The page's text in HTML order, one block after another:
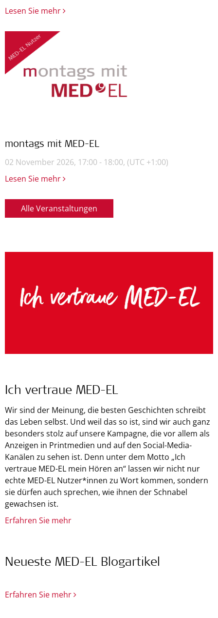
Lesen Sie mehr
montags mit MED-EL
02 November 2026, 17:00 - 18:00, (UTC +1:00)
Lesen Sie mehr
Alle Veranstaltungen
Ich vertraue MED-EL
Wir sind der Meinung, die besten Geschichten schreibt
das Leben selbst. Und weil das so ist, sind wir auch ganz
besonders stolz auf unsere Kampagne, die vor allem als
Anzeigen in Printmedien und auf den Social-Media-
Kanälen zu sehen ist. Denn unter dem Motto „Ich
vertraue MED-EL mein Hören an“ lassen wir nicht nur
echte MED-EL Nutzer*innen zu Wort kommen, sondern
sie dürfen auch sprechen, wie ihnen der Schnabel
gewachsen ist.
Erfahren Sie mehr
Neueste MED-EL Blogartikel
Erfahren Sie mehr